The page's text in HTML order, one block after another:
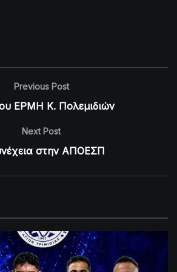
Previous Post
ΕΡΜΗ Κ. Πολεμιδιών
Next Post
στην ΑΠΟΕΣΠ